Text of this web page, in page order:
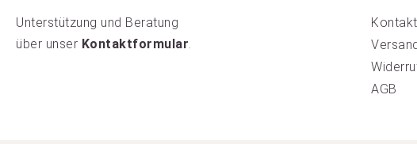
Unterstützung und Beratung
über unser Kontaktformular.
Kontakt
AGB